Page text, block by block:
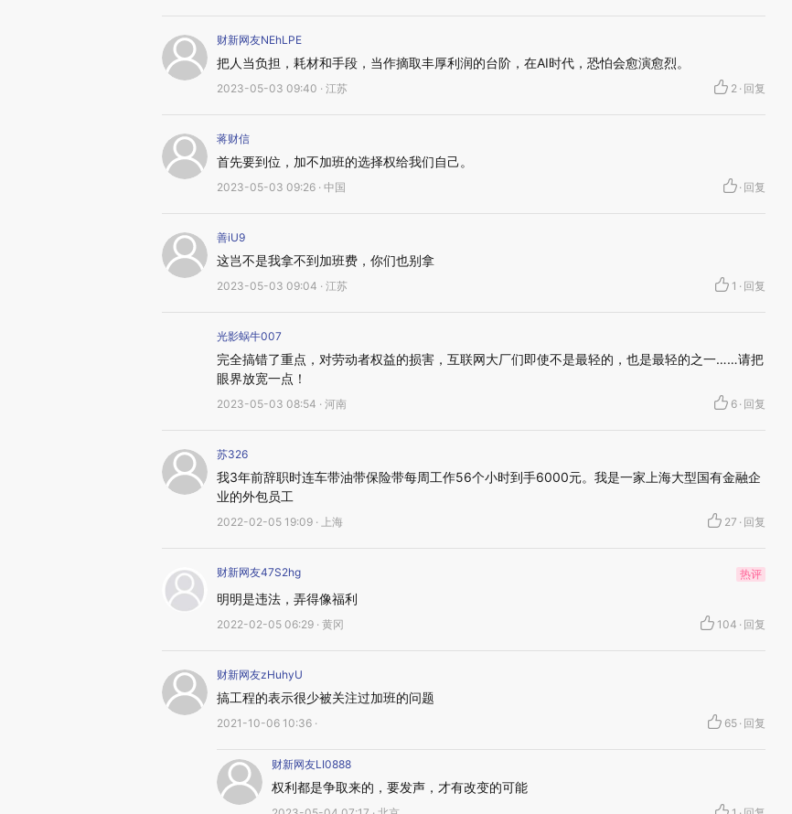
财新网友NEhLPE
把人当负担，耗材和手段，当作摘取丰厚利润的台阶，在AI时代，恐怕会愈演愈烈。
2023-05-03 09:40 · 江苏 2 · 回复
蒋财信
首先要到位，加不加班的选择权给我们自己。
2023-05-03 09:26 · 中国 · 回复
善iU9
这岂不是我拿不到加班费，你们也别拿
2023-05-03 09:04 · 江苏 1 · 回复
光影蜗牛007
完全搞错了重点，对劳动者权益的损害，互联网大厂们即使不是最轻的，也是最轻的之一……请把
眼界放宽一点！
2023-05-03 08:54 · 河南 6 · 回复
苏326
我3年前辞职时连车带油带保险带每周工作56个小时到手6000元。我是一家上海大型国有金融企
业的外包员工
2022-02-05 19:09 · 上海 27 · 回复
财新网友47S2hg 热评
明明是违法，弄得像福利
2022-02-05 06:29 · 黄冈 104 · 回复
财新网友zHuhyU
搞工程的表示很少被关注过加班的问题
2021-10-06 10:36 · 65 · 回复
财新网友LI0888
权利都是争取来的，要发声，才有改变的可能